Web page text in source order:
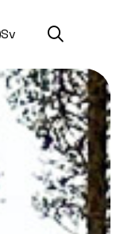
Sv Sök